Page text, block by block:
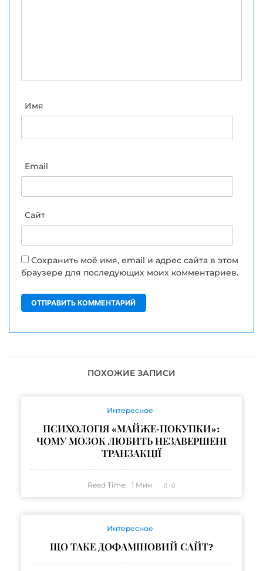
Имя
Email
Сайт
Сохранить моё имя, email и адрес сайта в этом
браузере для последующих моих комментариев.
ПОХОЖИЕ ЗАПИСИ
Интересное
ПСИХОЛОГІЯ «МАЙЖЕ-ПОКУПКИ»:
ЧОМУ МОЗОК ЛЮБИТЬ НЕЗАВЕРШЕНІ
ТРАНЗАКЦІЇ
Read Time: 1 Мин 0
Интересное
ЩО ТАКЕ ДОФАМІНОВИЙ САЙТ?